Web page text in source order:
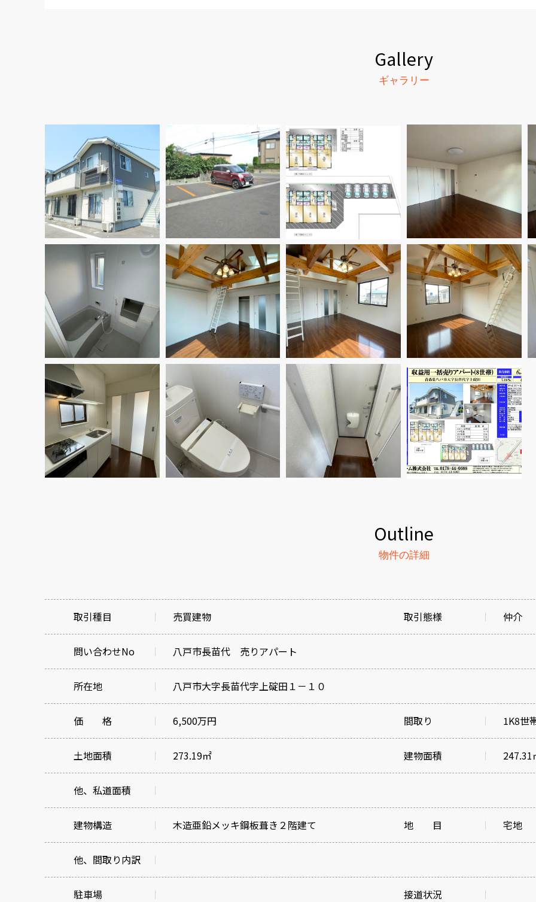
Gallery
ギャラリー
Outline
物件の詳細
取引種目 売買建物 取引態様 仲介
問い合わせNo 八戸市長苗代 売りアパート
所在地 八戸市大字長苗代字上碇田１－１０
価 格 6,500万円 間取り 1K8世
土地面積 273.19㎡ 建物面積 247.31
他、私道面積
建物構造 木造亜鉛メッキ鋼板葺き２階建て 地 目 宅地
他、間取り内訳
駐車場 接道状況